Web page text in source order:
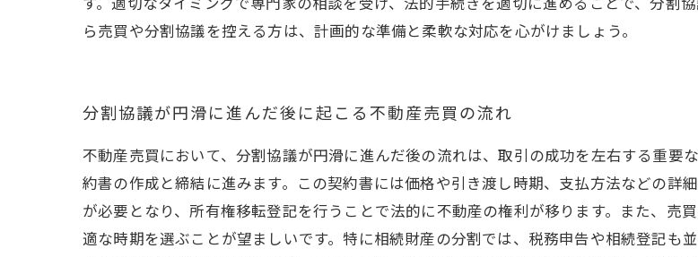
す。適切なタイミングで専門家の相談を受け、法的手続きを適切に進めることで、分割
ら売買や分割協議を控える方は、計画的な準備と柔軟な対応を心がけましょう。
分割協議が円滑に進んだ後に起こる不動産売買の流れ
不動産売買において、分割協議が円滑に進んだ後の流れは、取引の成功を左右する重要
約書の作成と締結に進みます。この契約書には価格や引き渡し時期、支払方法などの詳
が必要となり、所有権移転登記を行うことで法的に不動産の権利が移ります。また、売
適な時期を選ぶことが望ましいです。特に相続財産の分割では、税務申告や相続登記も